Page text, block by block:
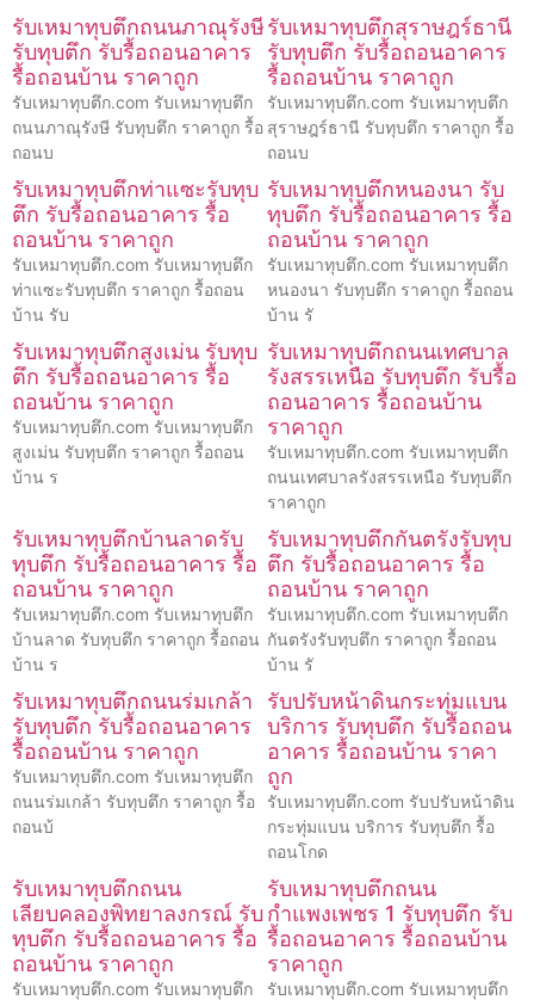
รับเหมาทุบตึกถนนภาณุรังษี
รับทุบตึก รับรื้อถอนอาคาร
รื้อถอนบ้าน ราคาถูก
รับเหมาทุบตึก.com รับเหมาทุบตึก
ถนนภาณุรังษี รับทุบตึก ราคาถูก รื้อ
ถอนบ
รับเหมาทุบตึกสุราษฎร์ธานี
รับทุบตึก รับรื้อถอนอาคาร
รื้อถอนบ้าน ราคาถูก
รับเหมาทุบตึก.com รับเหมาทุบตึก
สุราษฎร์ธานี รับทุบตึก ราคาถูก รื้อ
ถอนบ
รับเหมาทุบตึกท่าแซะรับทุบ
ตึก รับรื้อถอนอาคาร รื้อ
ถอนบ้าน ราคาถูก
รับเหมาทุบตึก.com รับเหมาทุบตึก
ท่าแซะรับทุบตึก ราคาถูก รื้อถอน
บ้าน รับ
รับเหมาทุบตึกหนองนา รับ
ทุบตึก รับรื้อถอนอาคาร รื้อ
ถอนบ้าน ราคาถูก
รับเหมาทุบตึก.com รับเหมาทุบตึก
หนองนา รับทุบตึก ราคาถูก รื้อถอน
บ้าน รั
รับเหมาทุบตึกสูงเม่น รับทุบ
ตึก รับรื้อถอนอาคาร รื้อ
ถอนบ้าน ราคาถูก
รับเหมาทุบตึก.com รับเหมาทุบตึก
สูงเม่น รับทุบตึก ราคาถูก รื้อถอน
บ้าน ร
รับเหมาทุบตึกถนนเทศบาล
รังสรรเหนือ รับทุบตึก รับรื้อ
ถอนอาคาร รื้อถอนบ้าน
ราคาถูก
รับเหมาทุบตึก.com รับเหมาทุบตึก
ถนนเทศบาลรังสรรเหนือ รับทุบตึก
ราคาถูก
รับเหมาทุบตึกบ้านลาดรับ
ทุบตึก รับรื้อถอนอาคาร รื้อ
ถอนบ้าน ราคาถูก
รับเหมาทุบตึก.com รับเหมาทุบตึก
บ้านลาด รับทุบตึก ราคาถูก รื้อถอน
บ้าน ร
รับเหมาทุบตึกกันตรังรับทุบ
ตึก รับรื้อถอนอาคาร รื้อ
ถอนบ้าน ราคาถูก
รับเหมาทุบตึก.com รับเหมาทุบตึก
กันตรังรับทุบตึก ราคาถูก รื้อถอน
บ้าน รั
รับเหมาทุบตึกถนนร่มเกล้า
รับทุบตึก รับรื้อถอนอาคาร
รื้อถอนบ้าน ราคาถูก
รับเหมาทุบตึก.com รับเหมาทุบตึก
ถนนร่มเกล้า รับทุบตึก ราคาถูก รื้อ
ถอนบ้
รับปรับหน้าดินกระทุ่มแบน
บริการ รับทุบตึก รับรื้อถอน
อาคาร รื้อถอนบ้าน ราคา
ถูก
รับเหมาทุบตึก.com รับปรับหน้าดิน
กระทุ่มแบน บริการ รับทุบตึก รื้อ
ถอนโกด
รับเหมาทุบตึกถนน
เลียบคลองพิทยาลงกรณ์ รับ
ทุบตึก รับรื้อถอนอาคาร รื้อ
ถอนบ้าน ราคาถูก
รับเหมาทุบตึก.com รับเหมาทุบตึก
รับเหมาทุบตึกถนน
กำแพงเพชร 1 รับทุบตึก รับ
รื้อถอนอาคาร รื้อถอนบ้าน
ราคาถูก
รับเหมาทุบตึก.com รับเหมาทุบตึก